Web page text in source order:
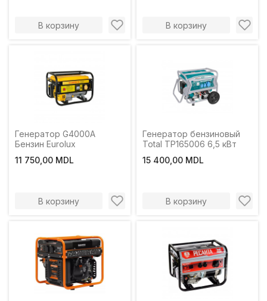
В корзину В корзину
Генератор G4000A
Бензин Eurolux
11 750,00 MDL
В корзину
Генератор бензиновый
Total TP165006 6,5 кВт
15 400,00 MDL
В корзину